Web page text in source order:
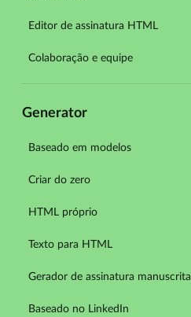
Editor de assinatura HTML
Colaboração e equipe
Generator
Baseado em modelos
Criar do zero
HTML próprio
Texto para HTML
Gerador de assinatura manuscrita
Baseado no LinkedIn